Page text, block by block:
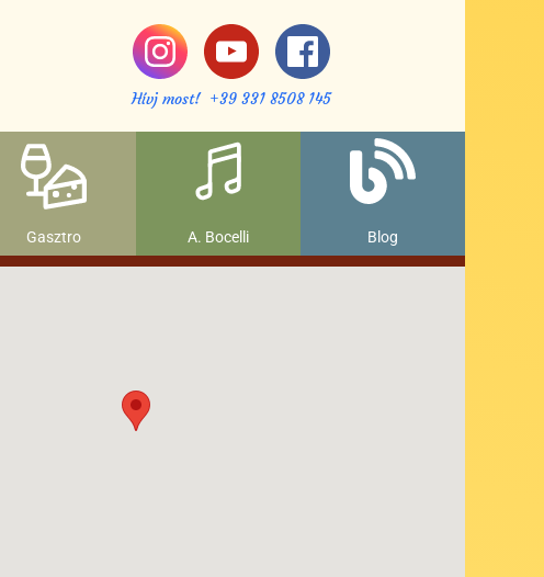
Hívj most! +39 331 8508 145
Gasztro A. Bocelli Blog